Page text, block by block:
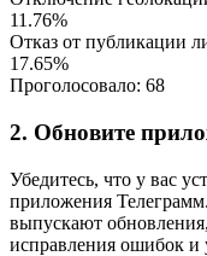
11.76%
Отказ от публикации
17.65%
Проголосовало: 68
2. Обновите
Убедитесь, что у вас
приложения
выпускают
исправления ошибок и